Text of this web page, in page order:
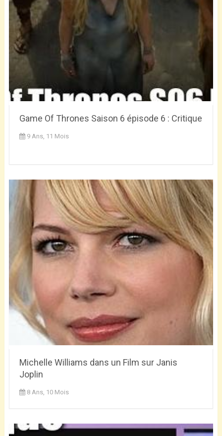
Game Of Thrones Saison 6 épisode 6 : Critique
9 Ans, 11 Mois
Michelle Williams dans un Film sur Janis
Joplin
8 Ans, 10 Mois